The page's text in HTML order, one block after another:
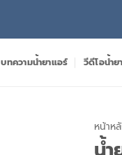
บทความน้ำยาแอร์ วีดีโอน้ำย
หน้าห